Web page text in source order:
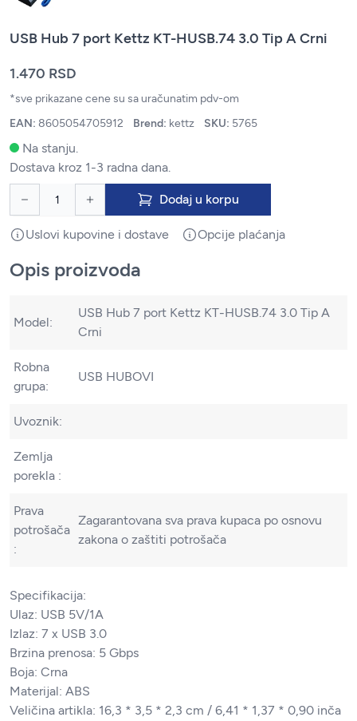
USB Hub 7 port Kettz KT-HUSB.74 3.0 Tip A Crni
1.470 RSD
*sve prikazane cene su sa uračunatim pdv-om
EAN: 8605054705912 Brend: kettz SKU: 5765
Na stanju.
Dostava kroz 1-3 radna dana.
Dodaj u korpu
Uslovi kupovine i dostave Opcije plaćanja
Opis proizvoda
Model:
USB Hub 7 port Kettz KT-HUSB.74 3.0 Tip A
Crni
Robna
grupa:
USB HUBOVI
Uvoznik:
Zemlja
porekla :
Prava
potrošača
:
Zagarantovana sva prava kupaca po osnovu
zakona o zaštiti potrošača
Specifikacija:
Ulaz: USB 5V/1A
Izlaz: 7 x USB 3.0
Brzina prenosa: 5 Gbps
Boja: Crna
Materijal: ABS
Veličina artikla: 16,3 * 3,5 * 2,3 cm / 6,41 * 1,37 * 0,90 inča